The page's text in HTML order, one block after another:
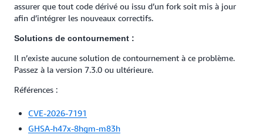
assurer que tout code dérivé ou issu d’un fork soit mis à jour
afin d’intégrer les nouveaux correctifs.
Solutions de contournement :
Il n’existe aucune solution de contournement à ce problème.
Passez à la version 7.3.0 ou ultérieure.
Références :
CVE-2026-7191
GHSA-h47x-8hgm-m83h